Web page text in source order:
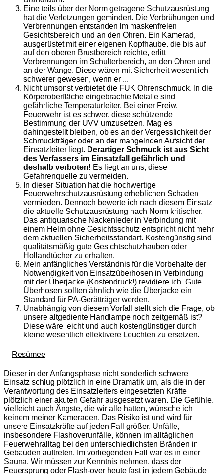
Eine teils über der Norm getragene Schutzausrüstung
hat die Verletzungen gemindert. Die Verbrühungen und
Verbrennungen entstanden im maskenfreien
Gesichtsbereich und an den Ohren. Ein Kamerad,
ausgerüstet mit einer eigenen Kopfhaube, die bis auf
auf den oberen Brustbereich reichte, erlitt
Verbrennungen im Schulterbereich, an den Ohren und
an der Wange. Diese wären mit Sicherheit wesentlich
schwerer gewesen, wenn er ...
Nicht umsonst verbietet die FUK Ohrenschmuck. In die
Körperoberfläche eingebrachte Metalle sind
gefährliche Temperaturleiter. Bei einer Freiw.
Feuerwehr ist es schwer, diese schützende
Bestimmung der UVV umzusetzen. Mag es
dahingestellt bleiben, ob es an der Vergesslichkeit der
Schmuckträger oder an der mangelnden Aufsicht der
Einsatzleiter liegt. Derartiger Schmuck ist aus Sicht
des Verfassers im Einsatzfall gefährlich und
deshalb verboten! Es liegt an uns, diese
Gefahrenquelle zu vermeiden.
In dieser Situation hat die hochwertige
Feuerwehrschutzausrüstung erheblichen Schaden
vermieden. Dennoch bewerte ich nach diesem Einsatz
die aktuelle Schutzausrüstung nach Norm kritischer.
Das antiquarische Nackenleder in Verbindung mit
einem Helm ohne Gesichtsschutz entspricht nicht mehr
dem aktuellen Sicherheitsstandart. Kostengünstig sind
qualitätsmäßig gute Gesichtschutzhauben oder
Hollandtücher zu erhalten.
Mein anfängliches Verständnis für die Vorbehalte der
Notwendigkeit von Einsatzüberhosen in Verbindung
mit der Überjacke (Kostendruck!) revidiere ich. Gute
Überhosen sollten ähnlich wie die Überjacke ein
Standard für PA-Gerätträger werden.
Unabhängig von diesem Vorfall stellt sich die Frage, ob
unsere altgediente Handlampe noch zeitgemäß ist?
Diese wäre leicht und auch kostengünstiger durch
kleine wesentlich effektivere Leuchten zu ersetzen.
Resümee
Dieser in der Anfangsphase nicht sonderlich schwere
Einsatz schlug plötzlich in eine Dramatik um, als die in der
Verantwortung des Einsatzleiters eingesetzten Kräfte
plötzlich einer akuten Gefahr ausgesetzt waren. Die Gefühle,
vielleicht auch Ängste, die wir alle hatten, wünsche ich
keinem meiner Kameraden. Das Risiko ist und wird für
unsere Einsatzkräfte auf jeden Fall größer. Unfälle,
insbesondere Flashoverunfälle, können im alltäglichen
Feuerwehralltag bei den unterschiedlichsten Bränden in
Gebäuden auftreten. Im vorliegenden Fall war es in einer
Sauna. Wir müssen zur Kenntnis nehmen, dass der
Feuersprung oder Flash-over heute fast in jedem Gebäude